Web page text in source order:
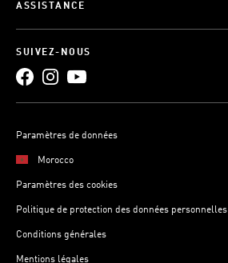
ASSISTANCE
SUIVEZ-NOUS
Paramètres de données
Morocco
Paramètres des cookies
Politique de protection des données personnelles
Conditions générales
Mentions légales